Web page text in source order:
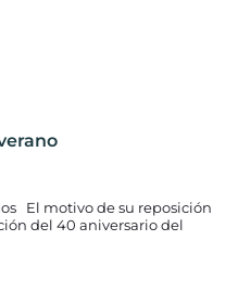
El motivo de su reposición
del 40 aniversario del